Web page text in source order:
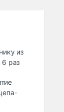
из
6 раз